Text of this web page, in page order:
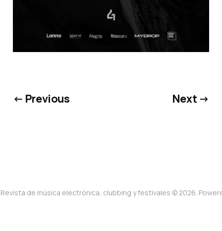
← Previous Next →
de música electrónica, clubbing y festivales © 2026.